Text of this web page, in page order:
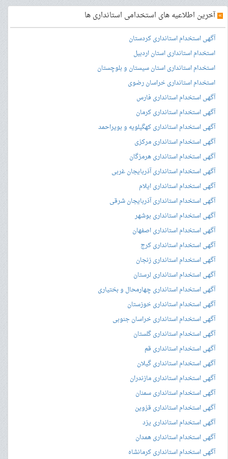
»آخرین اطلاعیه های استخدامی استانداری ها
آگهی استخدام استانداری کردستان
استخدام استانداری استان اردبیل
استخدام استانداری استان سیستان و بلوچستان
استخدام استانداری خراسان رضوی
آگهی استخدام استانداری فارس
آگهی استخدام استانداری کرمان
آگهی استخدام استانداری کهگیلویه و بویراحمد
آگهی استخدام استانداری مرکزی
آگهی استخدام استانداری هرمزگان
آگهی استخدام استانداری آذربایجان غربی
آگهی استخدام استانداری ایلام
آگهی استخدام استانداری آذربایجان شرقی
آگهی استخدام استانداری بوشهر
آگهی استخدام استانداری اصفهان
آگهی استخدام استانداری کرج
آگهی استخدام استانداری زنجان
آگهی استخدام استانداری لرستان
آگهی استخدام استانداری چهارمحال و بختیاری
آگهی استخدام استانداری خوزستان
آگهی استخدام استانداری خراسان جنوبی
آگهی استخدام استانداری گلستان
آگهی استخدام استانداری قم
آگهی استخدام استانداری گیلان
آگهی استخدام استانداری مازندران
آگهی استخدام استانداری سمنان
آگهی استخدام استانداری قزوین
آگهی استخدام استانداری یزد
آگهی استخدام استانداری همدان
آگهی استخدام استانداری کرمانشاه